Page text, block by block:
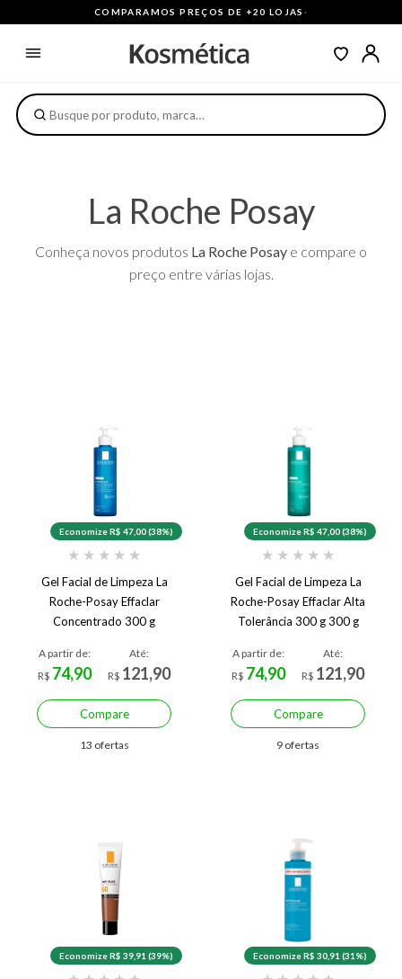
COMPARAMOS PREÇOS DE +20 LOJAS ·
La Roche Posay
Conheça novos produtos La Roche Posay e compare o
preço entre várias lojas.
Economize R$ 47,00 (38%)
★ ★ ★ ★ ★
Gel Facial de Limpeza La
Roche-Posay Effaclar
Concentrado 300 g
A partir de:
R$ 74,90
Até:
R$ 121,90
Compare
13 ofertas
Economize R$ 47,00 (38%)
★ ★ ★ ★ ★
Gel Facial de Limpeza La
Roche-Posay Effaclar Alta
Tolerância 300 g 300 g
A partir de:
R$ 74,90
Até:
R$ 121,90
Compare
9 ofertas
Economize R$ 39,91 (39%) Economize R$ 30,91 (31%)